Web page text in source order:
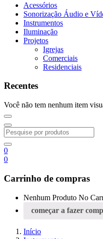
Acessórios
Sonorização Áudio e
Instrumentos
Iluminação
Projetos
Igrejas
Comerciais
Residenciais
Recentes
Você não tem nenhum item
0
0
Carrinho de compras
Nenhum Produto No
começar a fazer
Início